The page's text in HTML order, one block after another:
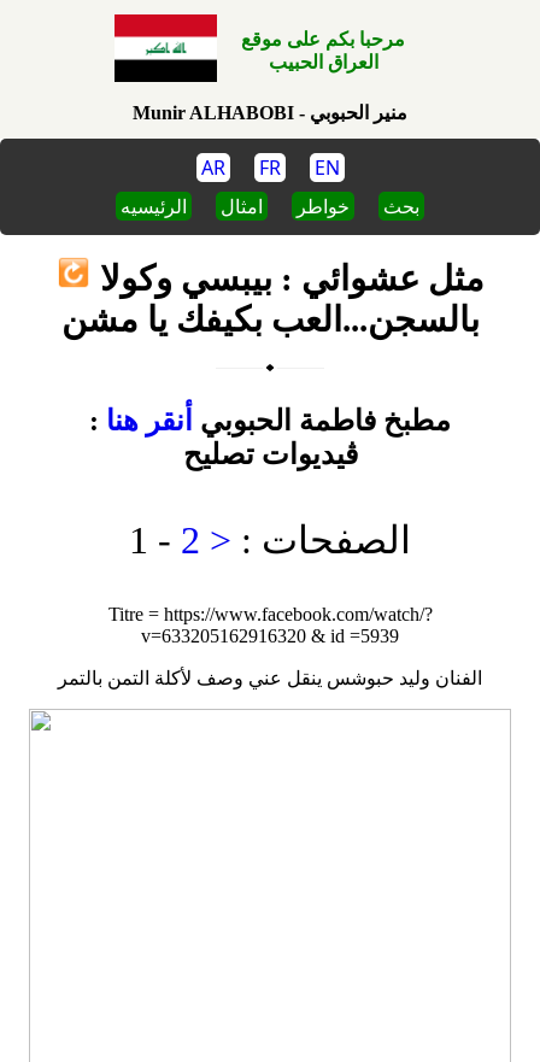
مرحبا بكم على موقع
العراق الحبيب
Munir ALHABOBI - منير الحبوبي
AR FR
EN
الرئيسيه
امثال خواطر بحث
مثل عشوائي : بيبسي وكولا
بالسجن...العب بكيفك يا مشن
: مطبخ فاطمة الحبوبي أنقر هنا
ڤيديوات تصليح
1 - 2 > : الصفحات
Titre = https://www.facebook.com/watch/?
v=633205162916320 & id =5939
الفنان وليد حبوشس ينقل عني وصف لأكلة التمن بالتمر